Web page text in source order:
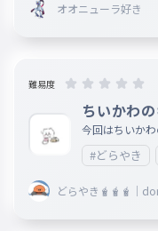
オオニューラ好き
難易度
ちいかわ
今回はちいか
？※コメント
しようか迷っ
ちいかわ公式サ
タイピングリ
s/d5i770i9io6g02qaiokg 「◯◯の種
いタイピング
、皆さんが楽
#どらやき
どらやき🧋🧋🧋｜